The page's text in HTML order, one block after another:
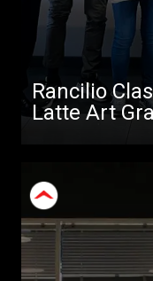
Rancilio
Latte Art